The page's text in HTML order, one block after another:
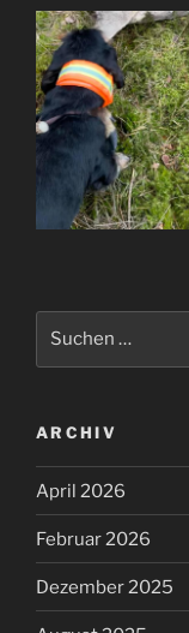
ARCHIV
April 2026
Februar 2026
Dezember 2025